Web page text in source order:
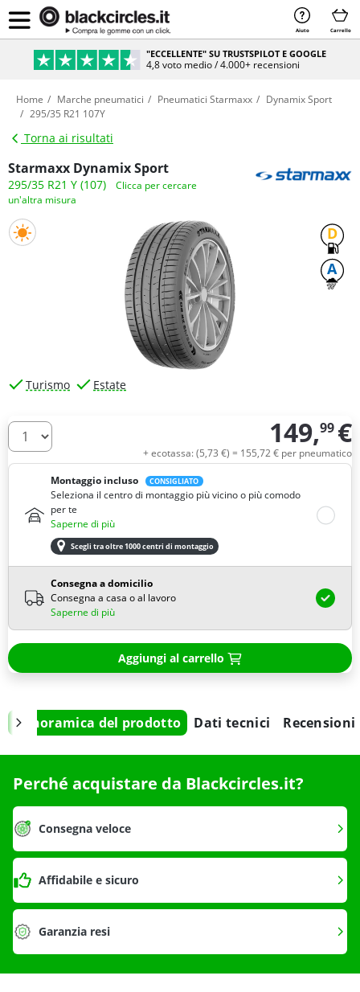
Aiuto Carrello
"ECCELLENTE" SU TRUSTSPILOT E GOOGLE
4,8 voto medio / 4.000+ recensioni
Home Marche pneumatici Pneumatici Starmaxx
Dynamix Sport
295/35 R21 107Y
Torna ai risultati
Starmaxx Dynamix Sport
295/35 R21 Y (107)
Clicca per cercare
un'altra misura
D
A
Turismo Estate
Quantità 149,99 €
+ ecotassa: (5,73 €) = 155,72€ per pneumatico
Montaggio incluso
CONSIGLIATO
Seleziona il centro di montaggio più vicino o più comodo
per te
Saperne di più
Scegli tra oltre 1000 centri di montaggio
Consegna a domicilio
Consegna a casa o al lavoro
Saperne di più
Aggiungi al carrello
Panoramica del prodotto Dati tecnici Recensioni
Perché acquistare da Blackcircles.it?
Consegna veloce
Affidabile e sicuro
Garanzia resi